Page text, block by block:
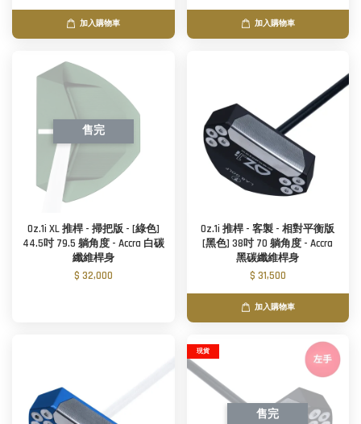
加入購物車 加入購物車
售完
Oz.1i XL 推桿 - 掃把版 - [綠色]
44.5吋 79.5 躺角度 - Accra 白碳
纖維桿身
$ 32,000
Oz.1i 推桿 - 客製 - 相對平衡版
[黑色] 38吋 70 躺角度 - Accra
黑碳纖維桿身
$ 31,500
加入購物車
售完
現貨